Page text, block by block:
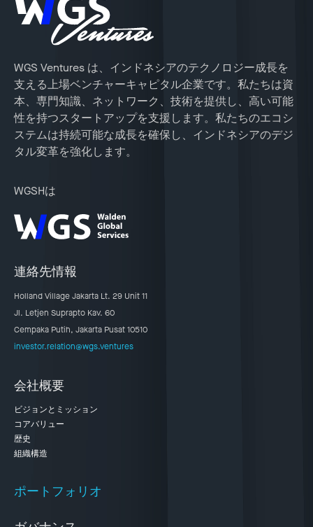
WGS Ventures は、インドネシアのテクノロジー成長を
支える上場ベンチャーキャピタル企業です。私たちは資
本、専門知識、ネットワーク、技術を提供し、高い可能
性を持つスタートアップを支援します。私たちのエコシ
ステムは持続可能な成長を確保し、インドネシアのデジ
タル変革を強化します。
WGSHは
連絡先情報
Holland Village Jakarta Lt. 29 Unit 11
Jl. Letjen Suprapto Kav. 60
Cempaka Putih, Jakarta Pusat 10510
investor.relation@wgs.ventures
会社概要
ビジョンとミッション
コアバリュー
歴史
組織構造
ポートフォリオ